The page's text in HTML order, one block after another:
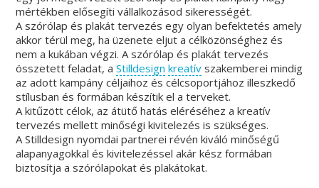
mértékben elősegíti vállalkozásod sikerességét.
A szórólap és plakát tervezés egy olyan befektetés amely
akkor térül meg, ha üzenete eljut a célközönséghez és
nem a kukában végzi. A szórólap és plakát tervezés
összetett feladat, aStilldesign kreatív szakemberei mindig
az adott kampány céljaihoz és célcsoportjához illeszkedő
stílusban és formában készítik el a terveket.
A kitűzött célok, az átütő hatás eléréséhez a kreatív
tervezés mellett minőségi kivitelezés is szükséges.
A Stilldesign nyomdai partnerei révén kiváló minőségű
alapanyagokkal és kivitelezéssel akár kész formában
biztosítja a szórólapokat és plakátokat.